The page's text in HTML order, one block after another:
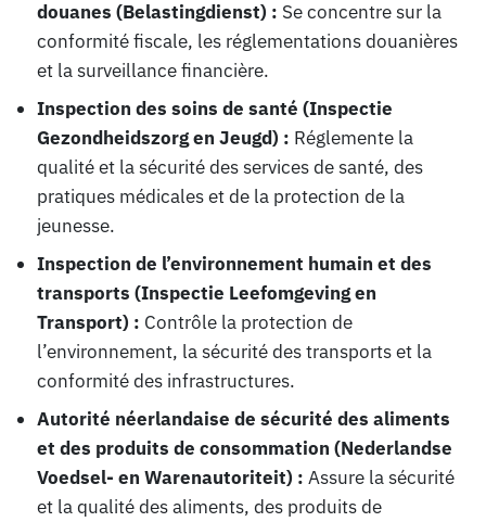
douanes (Belastingdienst) : Se concentre sur la
conformité fiscale, les réglementations douanières
et la surveillance financière.
Inspection des soins de santé (Inspectie
Gezondheidszorg en Jeugd) : Réglemente la
qualité et la sécurité des services de santé, des
pratiques médicales et de la protection de la
jeunesse.
Inspection de l’environnement humain et des
transports (Inspectie Leefomgeving en
Transport) : Contrôle la protection de
l’environnement, la sécurité des transports et la
conformité des infrastructures.
Autorité néerlandaise de sécurité des aliments
et des produits de consommation (Nederlandse
Voedsel- en Warenautoriteit) : Assure la sécurité
et la qualité des aliments, des produits de